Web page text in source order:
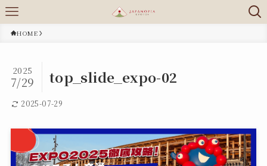
HOME
top_slide_expo-02
2025
7/29
2025-07-29